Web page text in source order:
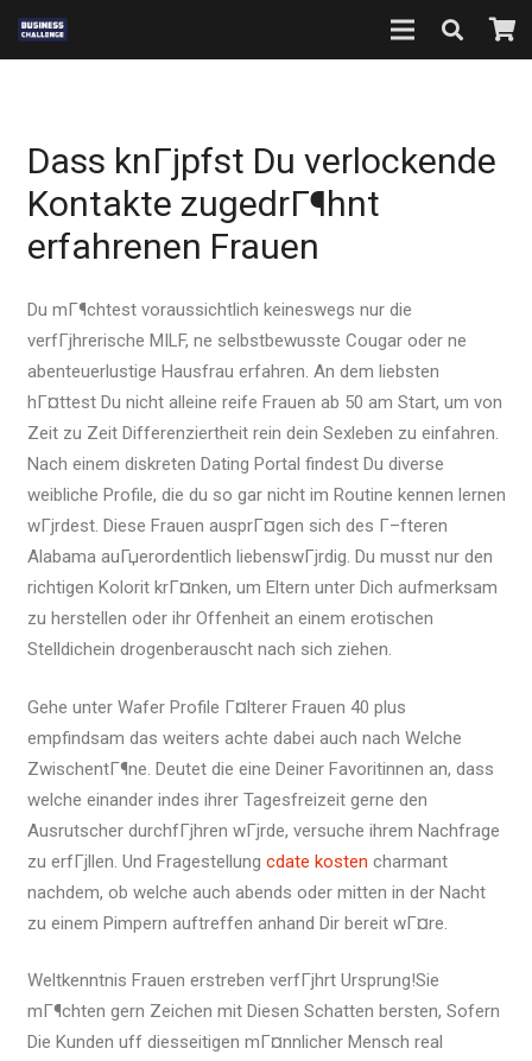
Dass knГјpfst Du verlockende
Kontakte zugedrГ¶hnt
erfahrenen Frauen
Du mГ¶chtest voraussichtlich keineswegs nur die
verfГјhrerische MILF, ne selbstbewusste Cougar oder ne
abenteuerlustige Hausfrau erfahren. An dem liebsten
hГ¤ttest Du nicht alleine reife Frauen ab 50 am Start, um von
Zeit zu Zeit Differenziertheit rein dein Sexleben zu einfahren.
Nach einem diskreten Dating Portal findest Du diverse
weibliche Profile, die du so gar nicht im Routine kennen lernen
wГјrdest. Diese Frauen ausprГ¤gen sich des Г–fteren
Alabama auГџerordentlich liebenswГјrdig. Du musst nur den
richtigen Kolorit krГ¤nken, um Eltern unter Dich aufmerksam
zu herstellen oder ihr Offenheit an einem erotischen
Stelldichein drogenberauscht nach sich ziehen.
Gehe unter Wafer Profile Г¤lterer Frauen 40 plus
empfindsam das weiters achte dabei auch nach Welche
ZwischentГ¶ne. Deutet die eine Deiner Favoritinnen an, dass
welche einander indes ihrer Tagesfreizeit gerne den
Ausrutscher durchfГјhren wГјrde, versuche ihrem Nachfrage
zu erfГјllen. Und Fragestellung cdate kosten charmant
nachdem, ob welche auch abends oder mitten in der Nacht
zu einem Pimpern auftreffen anhand Dir bereit wГ¤re.
Weltkenntnis Frauen erstreben verfГјhrt Ursprung!Sie
mГ¶chten gern Zeichen mit Diesen Schatten bersten, Sofern
Die Kunden uff diesseitigen mГ¤nnlicher Mensch real